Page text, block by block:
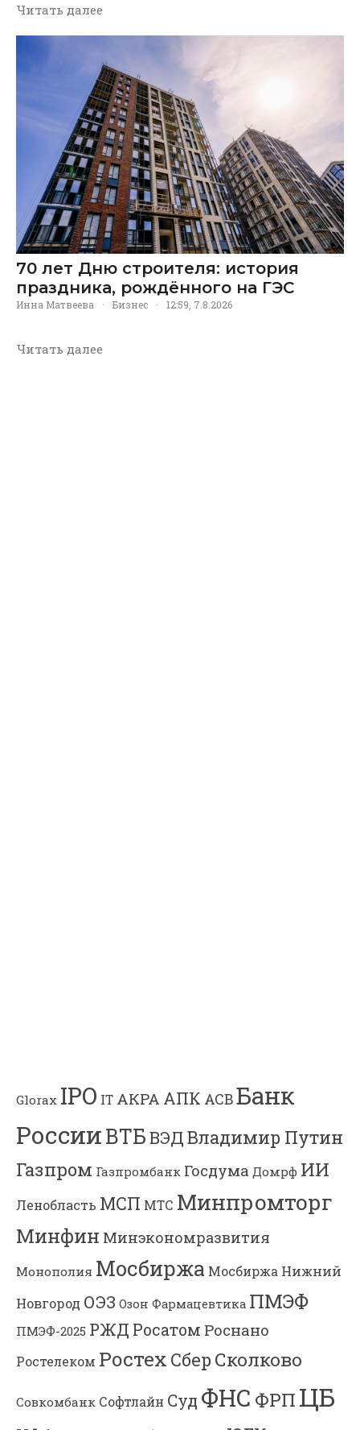
Читать далее
70 лет Дню строителя: история
праздника, рождённого на ГЭС
Инна Матвеева · Бизнес · 12:59, 7.8.2026
Читать далее
Glorax IPO IT АКРА АПК АСВБанк
РоссииВТБВЭДВладимир Путин
Газпром Газпромбанк Госдума Домрф ИИ
Ленобласть МСП МТС Минпромторг
Минфин Минэкономразвития
Монополия Мосбиржа Мосбиржа Нижний
Новгород ОЭЗ Озон Фармацевтика ПМЭФ
ПМЭФ-2025 РЖД Росатом Роснано
Ростелеком Ростех Сбер Сколково
Совкомбанк Софтлайн Суд ФНС ФРП ЦБ